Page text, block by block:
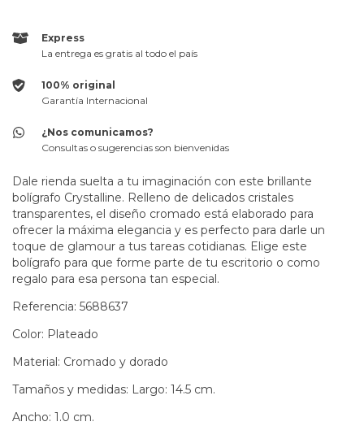
Express
La entrega es gratis al todo el país
100% original
Garantía Internacional
¿Nos comunicamos?
Consultas o sugerencias son bienvenidas
Dale rienda suelta a tu imaginación con este brillante
bolígrafo Crystalline. Relleno de delicados cristales
transparentes, el diseño cromado está elaborado para
ofrecer la máxima elegancia y es perfecto para darle un
toque de glamour a tus tareas cotidianas. Elige este
bolígrafo para que forme parte de tu escritorio o como
regalo para esa persona tan especial.
Referencia: 5688637
Color: Plateado
Material: Cromado y dorado
Tamaños y medidas: Largo: 14.5 cm.
Ancho: 1.0 cm.